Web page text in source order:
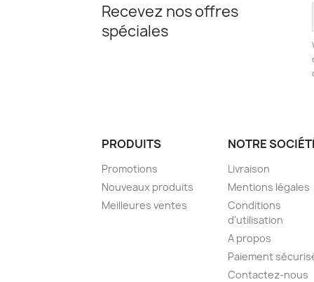
Recevez nos offres
spéciales
PRODUITS
Promotions
Nouveaux produits
Meilleures ventes
NOTRE
Livraison
Mentions légales
Conditions
d'utilisation
A propos
Paiement
Contactez-nous